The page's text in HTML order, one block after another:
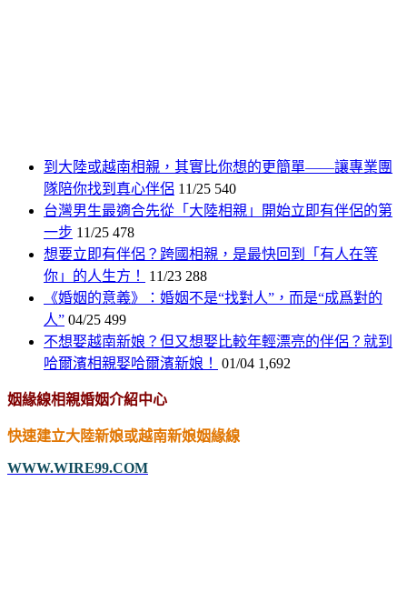
到大陸或越南相親，其實比你想的更簡單——讓專業團
隊陪你找到真心伴侶 11/25 540
台灣男生最適合先從「大陸相親」開始立即有伴侶的第
一步 11/25 478
想要立即有伴侶？跨國相親，是最快回到「有人在等
你」的人生方！
11/23 288
《婚姻的意義》：婚姻不是“找對人”，而是“成爲對的
人” 04/25 499
不想娶越南新娘？但又想娶比較年輕漂亮的伴侶？就到
哈爾濱相親娶哈爾濱新娘！
01/04 1,692
姻緣線相親婚姻介紹中心
快速建立大陸新娘或越南新娘姻緣線
WWW.WIRE99.COM